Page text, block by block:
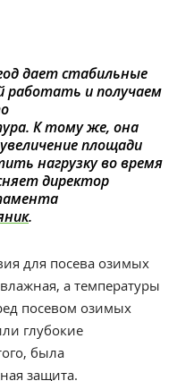
дает стабильные
работать и получаем
К тому же, она
площади
нагрузку во время
директор
.
для посева озимых
а температуры
посевом озимых
глубокие
была
защита.